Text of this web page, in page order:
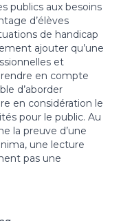
publics aux besoins
d’élèves
de handicap
ajouter qu’une
et
en compte
d’aborder
en considération le
pour le public. Au
la preuve d’une
une lecture
pas une